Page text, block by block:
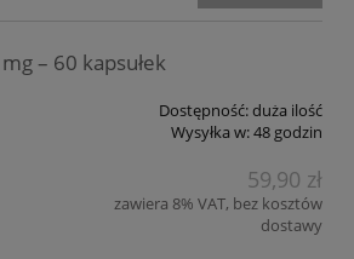
– 60 kapsułek
Dostępność:duża ilość
Wysyłka w:48 godzin
59,90 zł
zawiera 8% VAT, bez kosztów
dostawy